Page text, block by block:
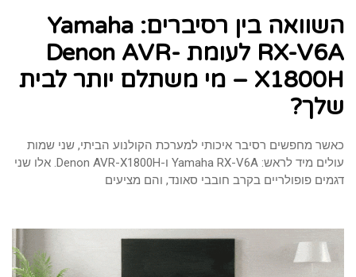
השוואה בין רסיברים: Yamaha
RX-V6A לעומת Denon AVR-
X1800H – מי משתלם יותר לבית
שלך?
כאשר מחפשים רסיבר איכותי למערכת הקולנוע הביתי, שני שמות
עולים מיד לראש: Yamaha RX-V6A ו-Denon AVR-X1800H. אלו שני
דגמים פופולריים בקרב חובבי סאונד, והם מציעים